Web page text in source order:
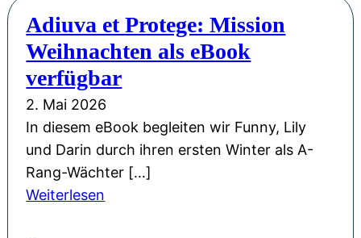
t
e
r
t
r
n
i
g
&
M
i
t
:
U
n
s
e
r
A
u
t
k
a
P
Adiuva et Protege: Mission
Weihnachten als eBook
verfügbar
2. Mai 2026
In diesem eBook begleiten wir Funny, Lily
und Darin durch ihren ersten Winter als A-
Rang-Wächter […]
Weiterlesen